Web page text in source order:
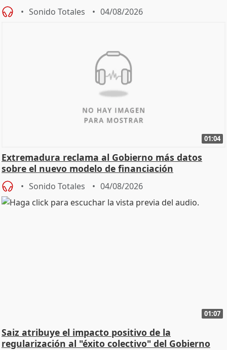
Sonido Totales 04/08/2026
01:04
Extremadura reclama al Gobierno más datos
sobre el nuevo modelo de financiación
Sonido Totales 04/08/2026
01:07
Saiz atribuye el impacto positivo de la
regularización al "éxito colectivo" del Gobierno